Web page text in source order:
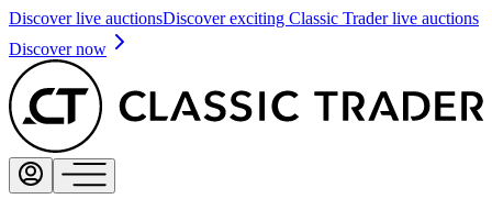
Discover live auctionsDiscover exciting Classic Trader live auctions
Discover now